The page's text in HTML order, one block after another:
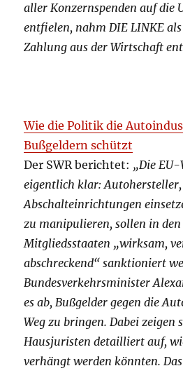
aller Konzernspenden auf die
entfielen, nahm DIE LINKE
Zahlung aus der Wirtschaft
Wie die Politik die
Bußgeldern schützt
Der SWR berichtet: „Die
eigentlich klar:
Abschalteinrichtungen
zu manipulieren, sollen in
Mitgliedsstaaten „wirksam,
abschreckend“ sanktioniert
Bundesverkehrsminister
es ab, Bußgelder gegen die
Weg zu bringen. Dabei zeigen
Hausjuristen detailliert auf,
verhängt werden könnten.